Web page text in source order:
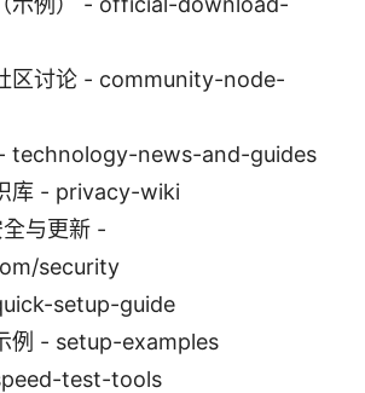
区讨论 - community-node-
technology-news-and-guides
库 - privacy-wiki
与更新 -
security
setup-guide
例 - setup-examples
test-tools